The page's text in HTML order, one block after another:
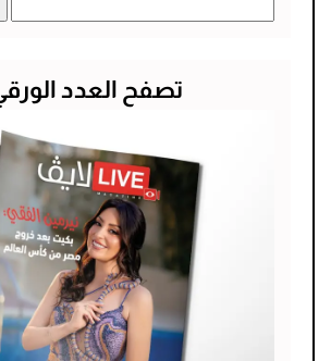
عن:
تصفح العدد